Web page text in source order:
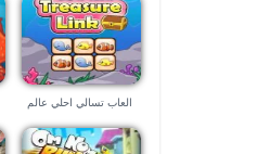
العاب تسالي احلي عالم